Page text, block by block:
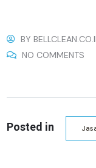
BY
NO COMMENTS
Posted in